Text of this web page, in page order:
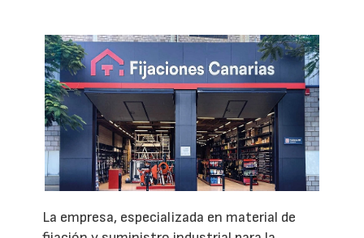
La empresa, especializada en material de